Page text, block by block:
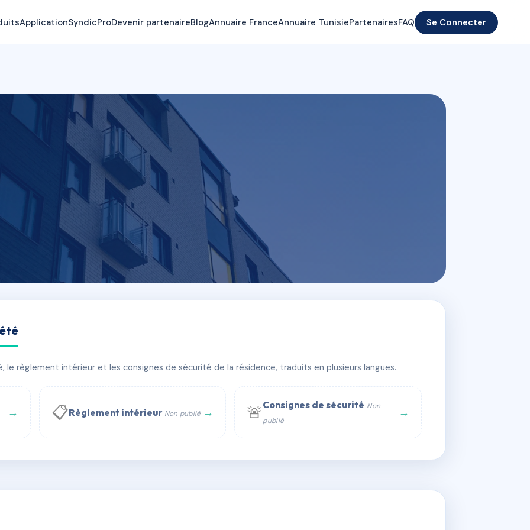
ApplicationSyndicProDevenir partenaireBlogAnnuaire FranceAnnuaire TunisiePartenairesFAQ Se Connecter
Paris
WhatsApp
règlement intérieur et les consignes de sécurité de la résidence, traduits en plusieurs langues.
→ 📋Règlement intérieur Non publié → 🚨 Consignes de sécurité Non
publié
→
AD1685007 🇫🇷